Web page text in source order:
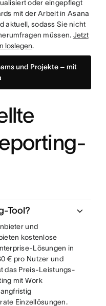
oder eingepflegt
mit der Arbeit in Asana
aktuell, sodass Sie nicht
müssen. Jetzt
loslegen.
und Projekte – mit
Tool?
und
kostenlose
Lösungen in
€ pro Nutzer und
das Preis-Leistungs-
mit Work
Einzellösungen.